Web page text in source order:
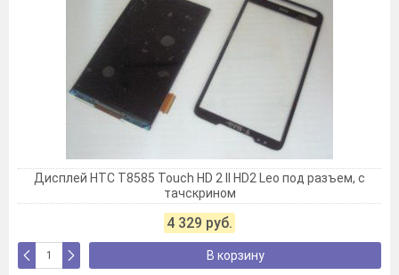
Дисплей HTC T8585 Touch HD 2 II HD2 Leo под разъем, с
тачскрином
4 329 руб.
В корзину